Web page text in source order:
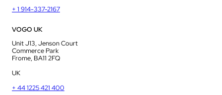
+ 1 914-337-2167
VOGO UK
Unit J13, Jenson Court
Commerce Park
Frome, BA11 2FQ
UK
+ 44 1225 421 400